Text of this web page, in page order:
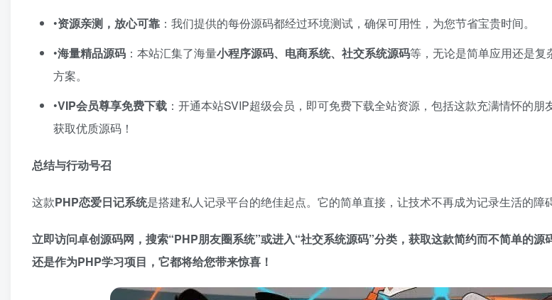
•​资源亲测，放心可靠 ​：我们提供的每份源码都经过环境测试，确保可用性，为您节省宝贵时间。
•​海量精品源码 ​：本站汇集了海量小程序源码、电商系统、社交系统源码等，无论是简单应用还是
方案。
•​VIP会员尊享免费下载 ：开通本站SVIP超级会员，即可免费下载全站资源，包括这款充满情怀的
获取优质源码！
总结与行动号召
这款PHP恋爱日记系统是搭建私人记录平台的绝佳起点。它的简单直接，让技术不再成为记录生活的障碍
立即访问卓创源码网，搜索“PHP朋友圈系统”或进入“社交系统源码”分类，获取这款简约而不简单的源
还是作为PHP学习项目，它都将给您带来惊喜！​